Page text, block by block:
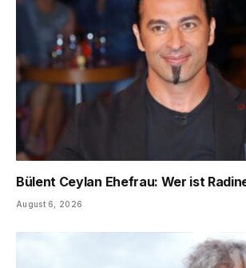
Bülent Ceylan Ehefrau: Wer ist
August 6, 2026